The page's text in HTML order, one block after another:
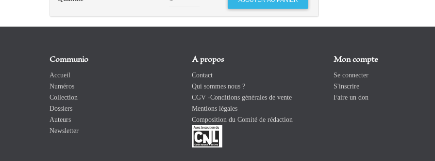
Communio
Accueil
Numéros
Collection
Dossiers
Auteurs
Newsletter
A propos
Contact
Qui sommes nous ?
CGV -Conditions générales de vente
Mentions légales
Composition du Comité de rédaction
Mon compte
Se connecter
S'inscrire
Faire un don